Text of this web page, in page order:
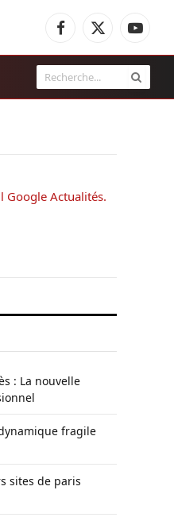
Facebook
X
(Twitter)
Actualités.
: La nouvelle
fragile
sites de paris